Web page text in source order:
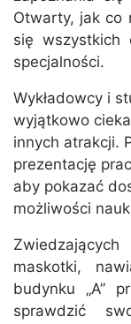
Otwarty, jak co
się wszystkich
specjalności.
Wykładowcy i
wyjątkowo
innych atrakcji.
prezentację
aby pokazać
możliwości
maskotki,
budynku „A”
sprawdzić